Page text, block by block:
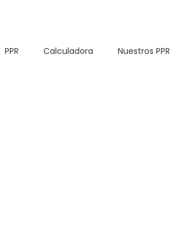
PPR Calculadora Nuestros PPR